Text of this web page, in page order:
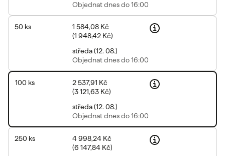
Objednatdnes do 16:00
50 ks
1 584,08 Kč
(1 948,42 Kč)
středa(12. 08.)
Objednatdnes do 16:00
100 ks
2 537,91 Kč
(3 121,63 Kč)
středa(12. 08.)
Objednatdnes do 16:00
250 ks
4 998,24 Kč
(6 147,84 Kč)